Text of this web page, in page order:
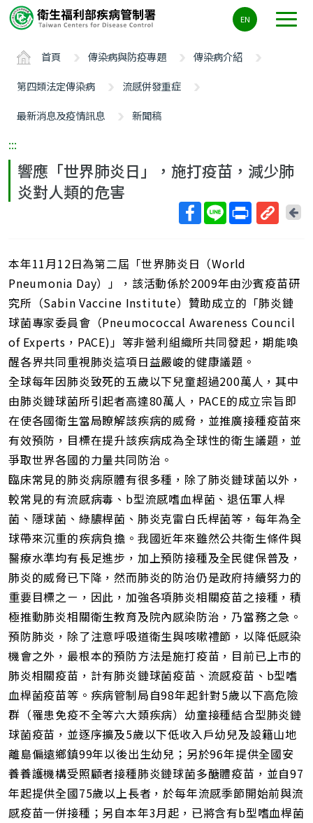
要
ALT+C
EN
首頁 傳染病與防疫專題
傳染病介紹
第四類法定傳染病
流感併發重症
最新消息及疫情訊息
新聞稿
:::
響應「世界肺炎日」，施打疫苗，減少肺
炎對人類的危害
網
址
回
本年11月12日為第二屆「世界肺炎日（World
Pneumonia Day）」，該活動係於2009年由沙賓疫苗研
究所（Sabin Vaccine Institute）贊助成立的「肺炎鏈
球菌專家委員會（Pneumococcal Awareness Council
of Experts，PACE)」等非營利組織所共同發起，期能喚
醒各界共同重視肺炎這項日益嚴峻的健康議題。
全球每年因肺炎致死的五歲以下兒童超過200萬人，其中
由肺炎鏈球菌所引起者高達80萬人，PACE的成立宗旨即
在使各國衛生當局瞭解該疾病的威脅，並推廣接種疫苗來
有效預防，目標在提升該疾病成為全球性的衛生議題，並
爭取世界各國的力量共同防治。
臨床常見的肺炎病原體有很多種，除了肺炎鏈球菌以外，
較常見的有流感病毒、b型流感嗜血桿菌、退伍軍人桿
菌、隱球菌、綠膿桿菌、肺炎克雷白氏桿菌等，每年為全
球帶來沉重的疾病負擔。我國近年來雖然公共衛生條件與
醫療水準均有長足進步，加上預防接種及全民健保普及，
肺炎的威脅已下降，然而肺炎的防治仍是政府持續努力的
重要目標之ㄧ，因此，加強各項肺炎相關疫苗之接種，積
極推動肺炎相關衛生教育及院內感染防治，乃當務之急。
預防肺炎，除了注意呼吸道衛生與咳嗽禮節，以降低感染
機會之外，最根本的預防方法是施打疫苗，目前已上市的
肺炎相關疫苗，計有肺炎鏈球菌疫苗、流感疫苗、b型嗜
血桿菌疫苗等。疾病管制局自98年起針對5歲以下高危險
群（罹患免疫不全等六大類疾病）幼童接種結合型肺炎鏈
球菌疫苗，並逐序擴及5歲以下低收入戶幼兒及設籍山地
離島偏遠鄉鎮99年以後出生幼兒；另於96年提供全國安
養養護機構受照顧者接種肺炎鏈球菌多醣體疫苗，並自97
年起提供全國75歲以上長者，於每年流感季節開始前與流
感疫苗一併接種；另自本年3月起，已將含有b型嗜血桿菌